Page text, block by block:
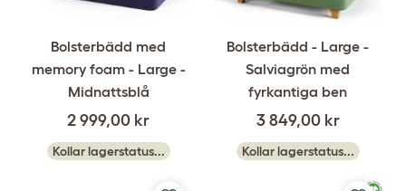
Bolsterbädd med
memory foam - Large -
Midnattsblå
2 999,00 kr
Kollar lagerstatus...
Bolsterbädd - Large -
Salviagrön med
fyrkantiga ben
3 849,00 kr
Kollar lagerstatus...